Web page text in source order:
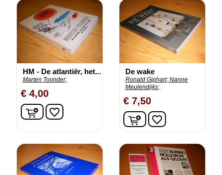
HM - De atlantiër, het...
Marten Toonder;
€ 4,00
In winkelwagen
favorite_border
De wake
Ronald Giphart; Nanne
Meulendijks;
€ 7,50
In winkelwagen
favorite_border